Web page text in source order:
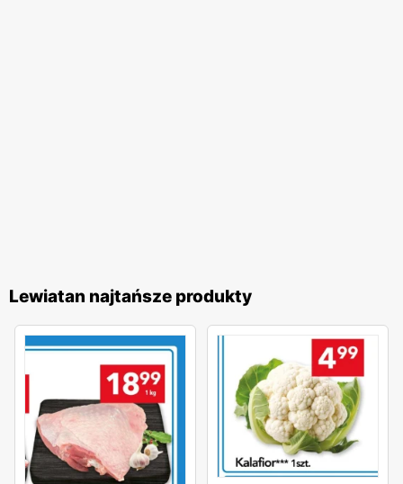
Lewiatan najtańsze produkty